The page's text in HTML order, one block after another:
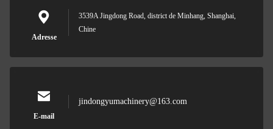
Adresse
3539A Jingdong Road, district de Minhang, Shanghai,
Chine
E-mail
jindongyumachinery@163.com